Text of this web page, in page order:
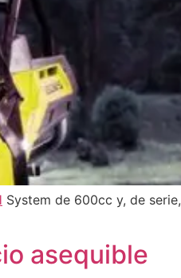
System de 600cc y, de serie,
asequible